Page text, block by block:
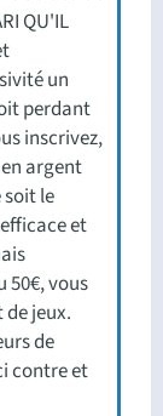
QU'IL
un
perdant
inscrivez,
argent
soit le
et
50€, vous
de jeux.
de
contre et